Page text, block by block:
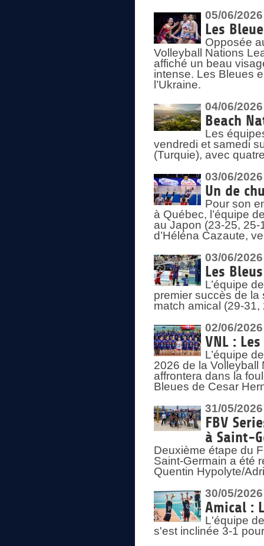
05/06/2026
Les
Opposée
Volleyball Nations
affiché un beau
intense. Les Bleues
l’Ukraine.
04/06/2026
Beach
Les
vendredi et samedi
(Turquie), avec
03/06/2026
Un de
Pour son
à Québec, l’équipe
au Japon (23-25,
d’Héléna Cazaute,
03/06/2026
Les
L’équipe
premier succès de la
match amical (29-
02/06/2026
VNL :
L’équipe
2026 de la
affrontera dans la
Bleues de Cesar
31/05/2026
FBV
à Saint-
Deuxième étape du
Saint-Germain a été
Quentin Hypolyte/
30/05/2026
Amical :
L'équipe
s'est inclinée 3-1